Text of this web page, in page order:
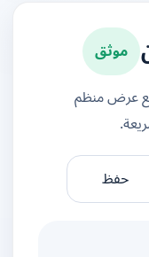
منظم